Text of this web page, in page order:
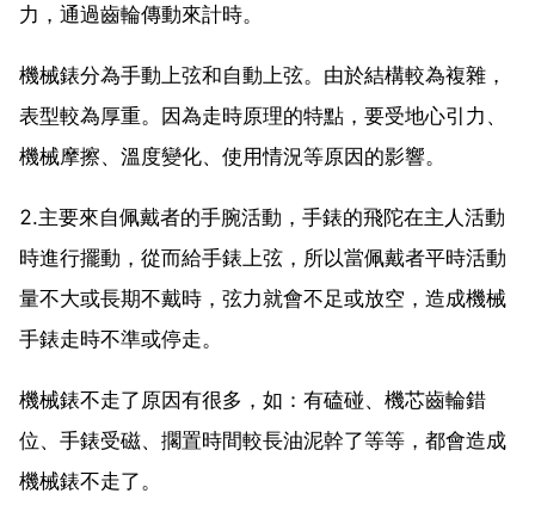
力，通過齒輪傳動來計時。
機械錶分為手動上弦和自動上弦。由於結構較為複雜，
表型較為厚重。因為走時原理的特點，要受地心引力、
機械摩擦、溫度變化、使用情況等原因的影響。
2.主要來自佩戴者的手腕活動，手錶的飛陀在主人活動
時進行擺動，從而給手錶上弦，所以當佩戴者平時活動
量不大或長期不戴時，弦力就會不足或放空，造成機械
手錶走時不準或停走。
機械錶不走了原因有很多，如：有磕碰、機芯齒輪錯
位、手錶受磁、擱置時間較長油泥幹了等等，都會造成
機械錶不走了。